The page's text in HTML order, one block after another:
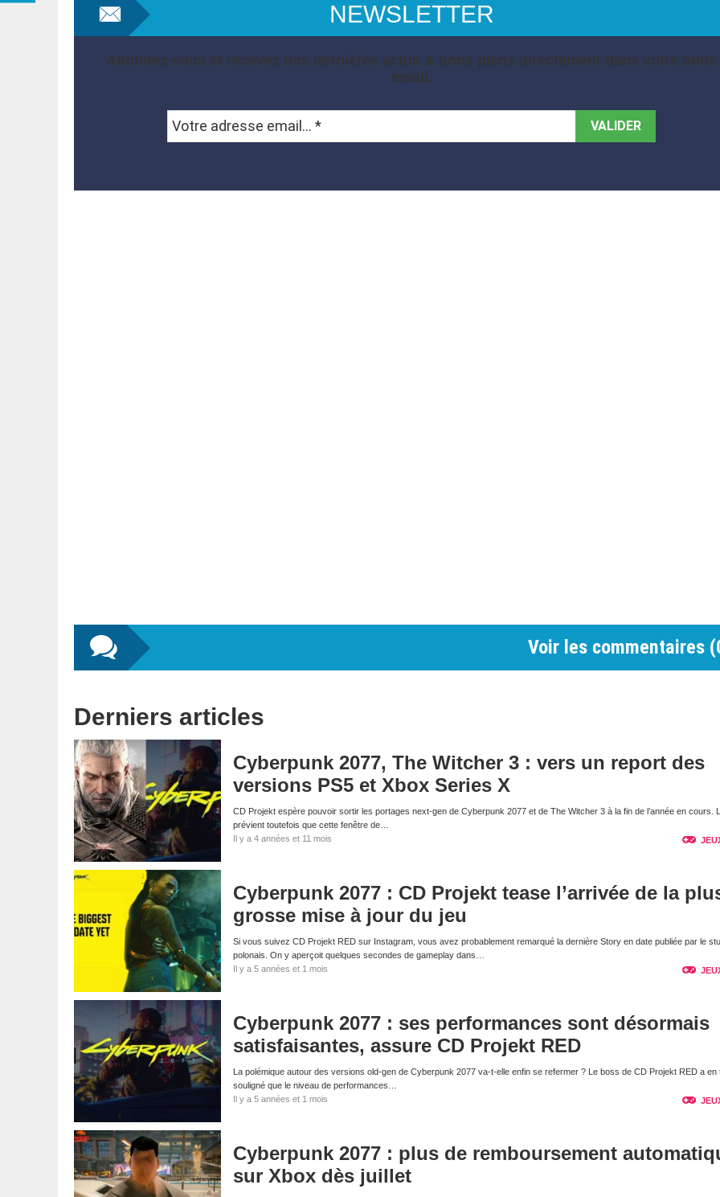
NEWSLETTER
Abonnez-vous et recevez nos dernières actus & bons plans directement dans votre boite
email.
Voir les commentaires (
Derniers articles
Cyberpunk 2077, The Witcher 3 : vers un report des
versions PS5 et Xbox Series X
CD Projekt espère pouvoir sortir les portages next-gen de Cyberpunk 2077 et de The Witcher 3 à la fin de l’année en cours.
prévient toutefois que cette fenêtre de…
Il y a 4 années et 11 mois
Cyberpunk 2077 : CD Projekt tease l’arrivée de la
grosse mise à jour du jeu
Si vous suivez CD Projekt RED sur Instagram, vous avez probablement remarqué la dernière Story en date publiée par le
polonais. On y aperçoit quelques secondes de gameplay dans…
Il y a 5 années et 1 mois
Cyberpunk 2077 : ses performances sont désormais
satisfaisantes, assure CD Projekt RED
La polémique autour des versions old-gen de Cyberpunk 2077 va-t-elle enfin se refermer ? Le boss de CD Projekt RED a en
souligné que le niveau de performances…
Il y a 5 années et 1 mois
Cyberpunk 2077 : plus de remboursement
sur Xbox dès juillet